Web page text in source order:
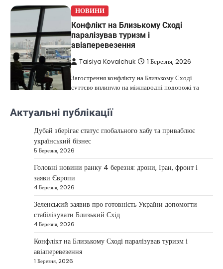
НОВИНИ
Конфлікт на Близькому Сході
паралізував туризм і
авіаперевезення
Taisiya Kovalchuk 1 Березня, 2026
Загострення конфлікту на Близькому Сході
суттєво вплинуло на міжнародні подорожі та
НОВИНИ
США не відкидають можливість
удару по Ірану у разі провалу
переговорів
Kolomysheva Anastasiya
17 Червня,
2025
У США не виключають застосування сили проти
Ірану, якщо дипломатичні переговори не
принесуть бажаних результатів.…
Дубай зберігає статус глобального
хабу та приваблює український
бізнес
Актуальні публікації
Дубай зберігає статус глобального хабу та приваблює
український бізнес
5 Березня, 2026
Головні новини ранку 4 березня: дрони, Іран, фронт і
заяви Європи
4 Березня, 2026
Зеленський заявив про готовність України допомогти
стабілізувати Близький Схід
4 Березня, 2026
Конфлікт на Близькому Сході паралізував туризм і
авіаперевезення
1 Березня, 2026